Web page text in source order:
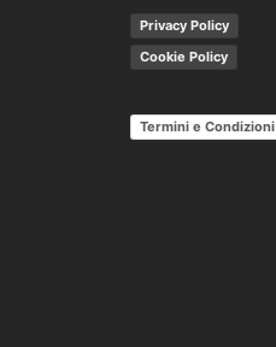
Privacy Policy
Cookie Policy
Termini e Condizioni